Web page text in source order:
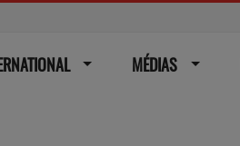
MÉDIAS